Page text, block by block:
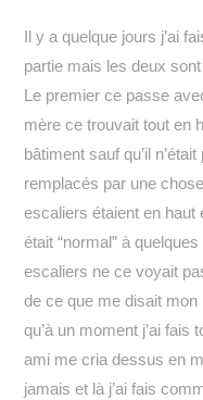
Il y a quelque jours j’ai
partie mais les deux
Le premier ce passe
mère ce trouvait tout en
bâtiment sauf qu’il
remplacés par une
escaliers étaient en haut
était “normal” à
escaliers ne ce voyait
de ce que me disait mon
qu’à un moment j’ai
ami me cria dessus en
jamais et là j’ai fais